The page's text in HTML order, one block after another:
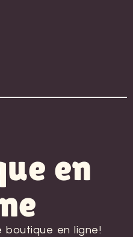
en
boutique en ligne!